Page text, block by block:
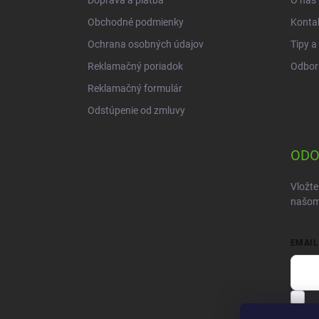
Obchodné podmienky
Ochrana osobných údajov
Reklamačný poriadok
Reklamačný formulár
Odstúpenie od zmluvy
Tipy
EMAIL